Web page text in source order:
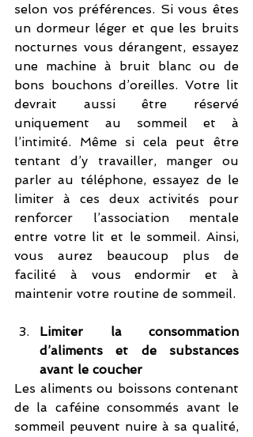
selon vos préférences. Si vous êtes
un dormeur léger et que les bruits
nocturnes vous dérangent, essayez
une machine à bruit blanc ou de
bons bouchons d’oreilles. Votre lit
devrait aussi être réservé
uniquement au sommeil et à
l’intimité. Même si cela peut être
tentant d’y travailler, manger ou
parler au téléphone, essayez de le
limiter à ces deux activités pour
renforcer l’association mentale
entre votre lit et le sommeil. Ainsi,
vous aurez beaucoup plus de
facilité à vous endormir et à
maintenir votre routine de sommeil.
Limiter la consommation
d’aliments et de substances
avant le coucher
Les aliments ou boissons contenant
de la caféine consommés avant le
sommeil peuvent nuire à sa qualité,